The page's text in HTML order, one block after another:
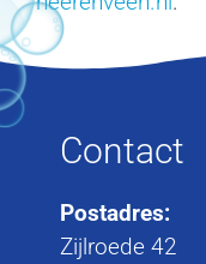
Contact
Postadres:
Zijlroede 42